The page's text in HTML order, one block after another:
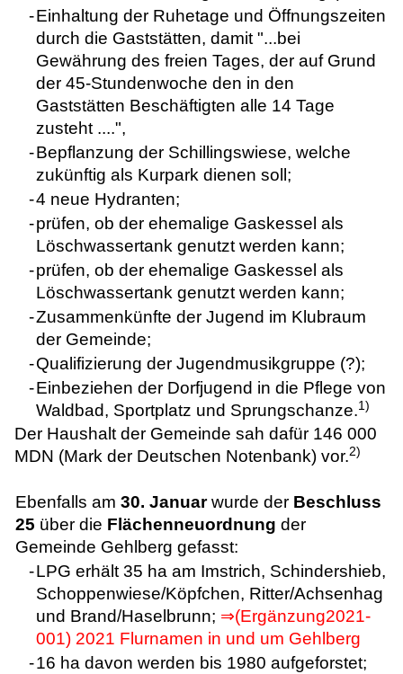
-Einhaltung der Ruhetage und Öffnungszeiten
durch die Gaststätten, damit "...bei
Gewährung des freien Tages, der auf Grund
der 45-Stundenwoche den in den
Gaststätten Beschäftigten alle 14 Tage
zusteht ....",
-Bepflanzung der Schillingswiese, welche
zukünftig als Kurpark dienen soll;
-4 neue Hydranten;
-prüfen, ob der ehemalige Gaskessel als
Löschwassertank genutzt werden kann;
-prüfen, ob der ehemalige Gaskessel als
Löschwassertank genutzt werden kann;
-Zusammenkünfte der Jugend im Klubraum
der Gemeinde;
-Qualifizierung der Jugendmusikgruppe (?);
-Einbeziehen der Dorfjugend in die Pflege von
Waldbad, Sportplatz und Sprungschanze.1)
Der Haushalt der Gemeinde sah dafür 146 000
MDN (Mark der Deutschen Notenbank) vor.2)
Ebenfalls am30. Januarwurde der Beschluss
25 über die Flächenneuordnung der
Gemeinde Gehlberg gefasst:
-LPG erhält 35 ha am Imstrich, Schindershieb,
Schoppenwiese/Köpfchen, Ritter/Achsenhag
und Brand/Haselbrunn; ⇒(Ergänzung2021-
001) 2021 Flurnamen in und um Gehlberg
-16 ha davon werden bis 1980 aufgeforstet;